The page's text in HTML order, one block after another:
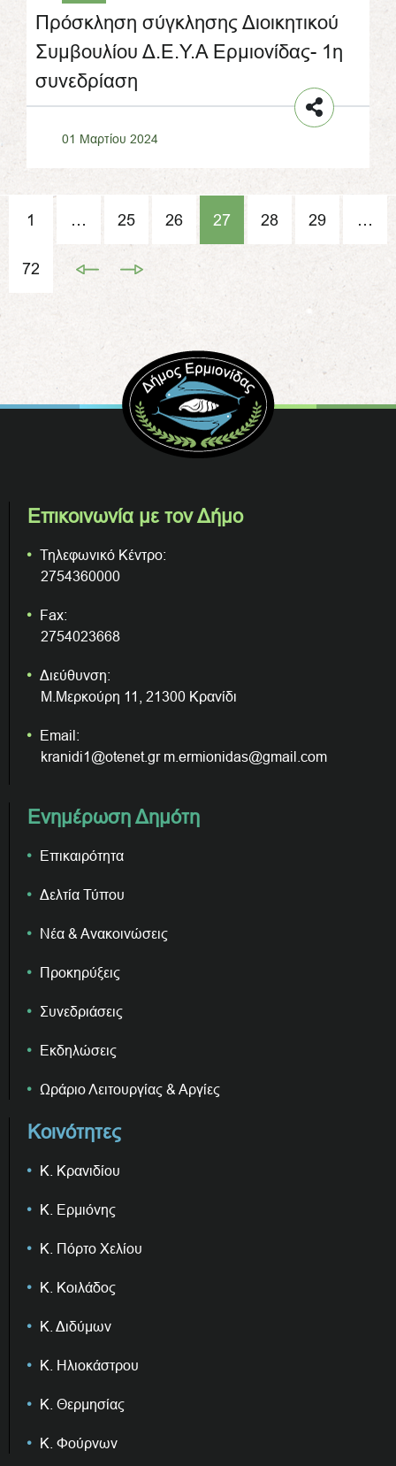
Πρόσκληση σύγκλησης Διοικητικού
Συμβουλίου Δ.Ε.Υ.Α Ερμιονίδας- 1η
συνεδρίαση
01 Μαρτίου 2024
1 … 25 26 27 28 29 …
72
Επικοινωνία με τον Δήμο
Τηλεφωνικό Κέντρο:
2754360000
Fax:
2754023668
Διεύθυνση:
Μ.Μερκούρη 11, 21300 Κρανίδι
Email:
kranidi1@otenet.gr m.ermionidas@gmail.com
Ενημέρωση Δημότη
Επικαιρότητα
Δελτία Τύπου
Νέα & Ανακοινώσεις
Προκηρύξεις
Συνεδριάσεις
Εκδηλώσεις
Ωράριο Λειτουργίας & Αργίες
Κοινότητες
Κ. Κρανιδίου
Κ. Ερμιόνης
Κ. Πόρτο Χελίου
Κ. Κοιλάδος
Κ. Διδύμων
Κ. Ηλιοκάστρου
Κ. Θερμησίας
Κ. Φούρνων